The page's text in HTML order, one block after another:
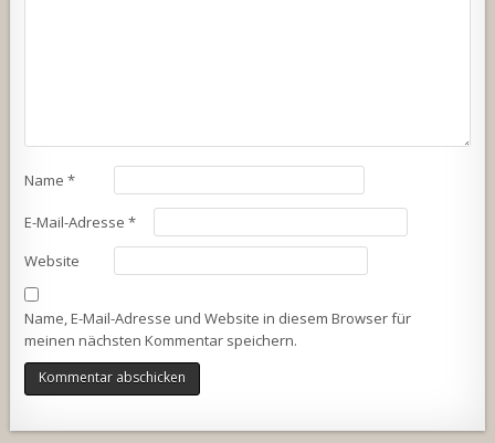
Name*
E-Mail-Adresse*
Website
Name, E-Mail-Adresse und Website in diesem Browser für
meinen nächsten Kommentar speichern.